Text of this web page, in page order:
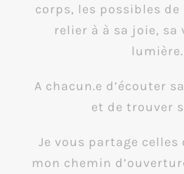
corps, les possibles de
relier à à sa joie,
lumière.
A chacun.e d’écouter
et de trouver
Je vous partage
mon chemin